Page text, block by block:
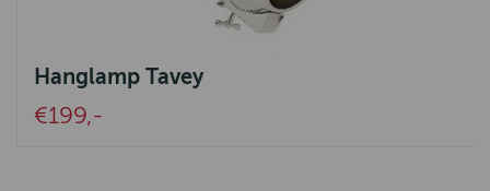
Hanglamp Tavey
€199,-